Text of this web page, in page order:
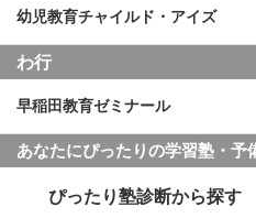
幼児教育チャイルド・アイズ
わ行
早稲田教育ゼミナール
あなたにぴったりの学習塾・予
ぴったり塾診断から探す